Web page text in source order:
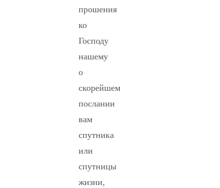
прошения
ко
Господу
нашему
о
скорейшем
послании
вам
спутника
или
спутницы
жизни,